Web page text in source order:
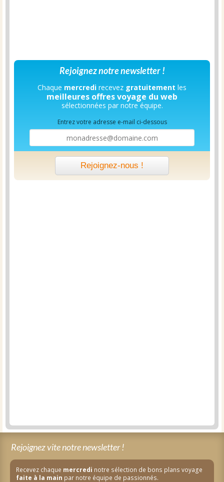
Rejoignez notre newsletter !
Chaque mercredi recevez gratuitement les
meilleures offres voyage du web
sélectionnées par notre équipe.
Entrez votre adresse e-mail ci-dessous
Rejoignez-nous !
Rejoignez vite notre newsletter !
Recevez chaque mercredi notre sélection de bons plans voyage
faite à la main par notre équipe de passionnés.